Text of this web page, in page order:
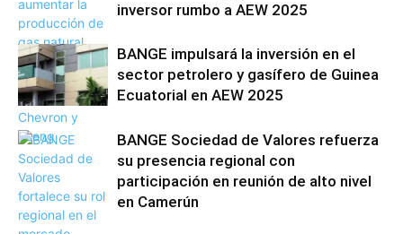
inversor rumbo a AEW 2025
BANGE impulsará la inversión en el
sector petrolero y gasífero de Guinea
Ecuatorial en AEW 2025
BANGE Sociedad de Valores refuerza
su presencia regional con
participación en reunión de alto nivel
en Camerún